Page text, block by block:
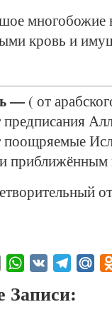
многобожие в
кровь и
— ( от
Email WhatsApp
VK Telegram
Записи: